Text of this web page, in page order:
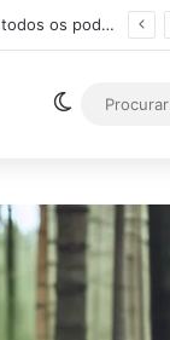
Switch skin